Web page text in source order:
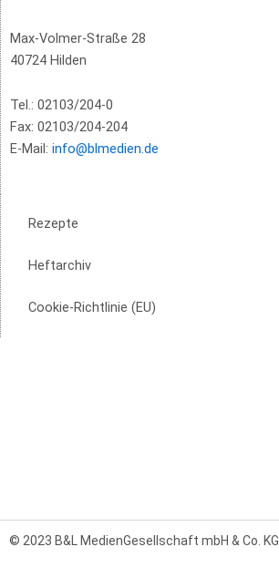
Max-Volmer-Straße 28
40724 Hilden
Tel.: 02103/204-0
Fax: 02103/204-204
E-Mail: info@blmedien.de
Rezepte
Heftarchiv
Cookie-Richtlinie (EU)
© 2023 B&L MedienGesellschaft mbH & Co. KG